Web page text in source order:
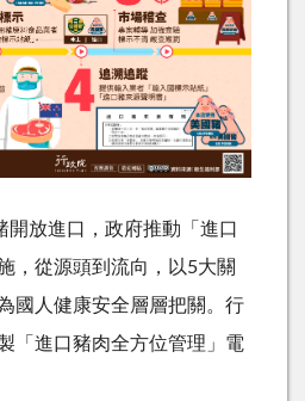
開放進口，政府推動「進口
，從源頭到流向，以5大關
國人健康安全層層把關。行
「進口豬肉全方位管理」電